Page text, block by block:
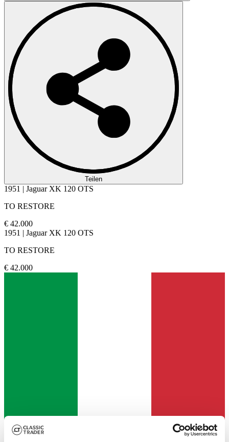
Teilen
1951 | Jaguar XK 120 OTS
TO RESTORE
€ 42.000
1951 | Jaguar XK 120 OTS
TO RESTORE
€ 42.000